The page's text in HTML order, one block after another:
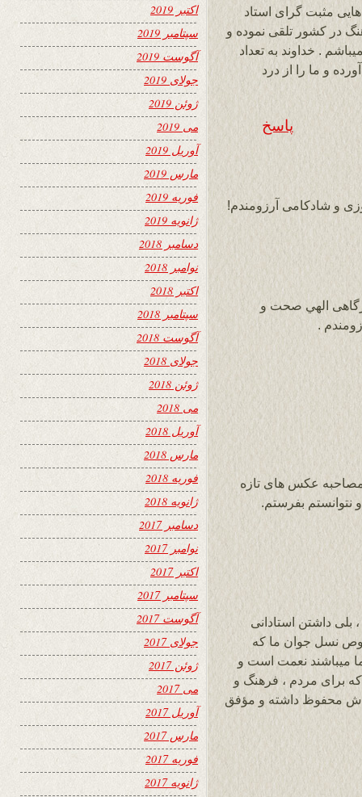
مثبت گرای استاد
در کشور تلقی نموده و
. خداوند به تعداد
و ما را از درد
پاسخ
و شادکامی آرزومندم!
الهي صحت و
.
عکس های تازه
نتوانستم بفرستم.
داشتن استادانی
نسل جوان ما که
میباشند نعمت است و
برای مردم ، فرهنگ و
محفوظ داشته و مؤفق
اکتبر 2019
سپتامبر 2019
آگوست 2019
جولای 2019
ژوئن 2019
می 2019
آوریل 2019
مارس 2019
فوریه 2019
ژانویه 2019
دسامبر 2018
نوامبر 2018
اکتبر 2018
سپتامبر 2018
آگوست 2018
جولای 2018
ژوئن 2018
می 2018
آوریل 2018
مارس 2018
فوریه 2018
ژانویه 2018
دسامبر 2017
نوامبر 2017
اکتبر 2017
سپتامبر 2017
آگوست 2017
جولای 2017
ژوئن 2017
می 2017
آوریل 2017
مارس 2017
فوریه 2017
ژانویه 2017